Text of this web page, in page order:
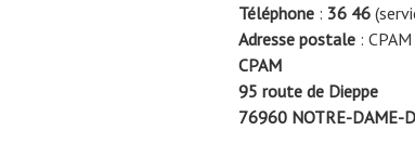
Téléphone : 36 46
Adresse postale :
CPAM
95 route de Dieppe
76960 NOTRE-DAME-